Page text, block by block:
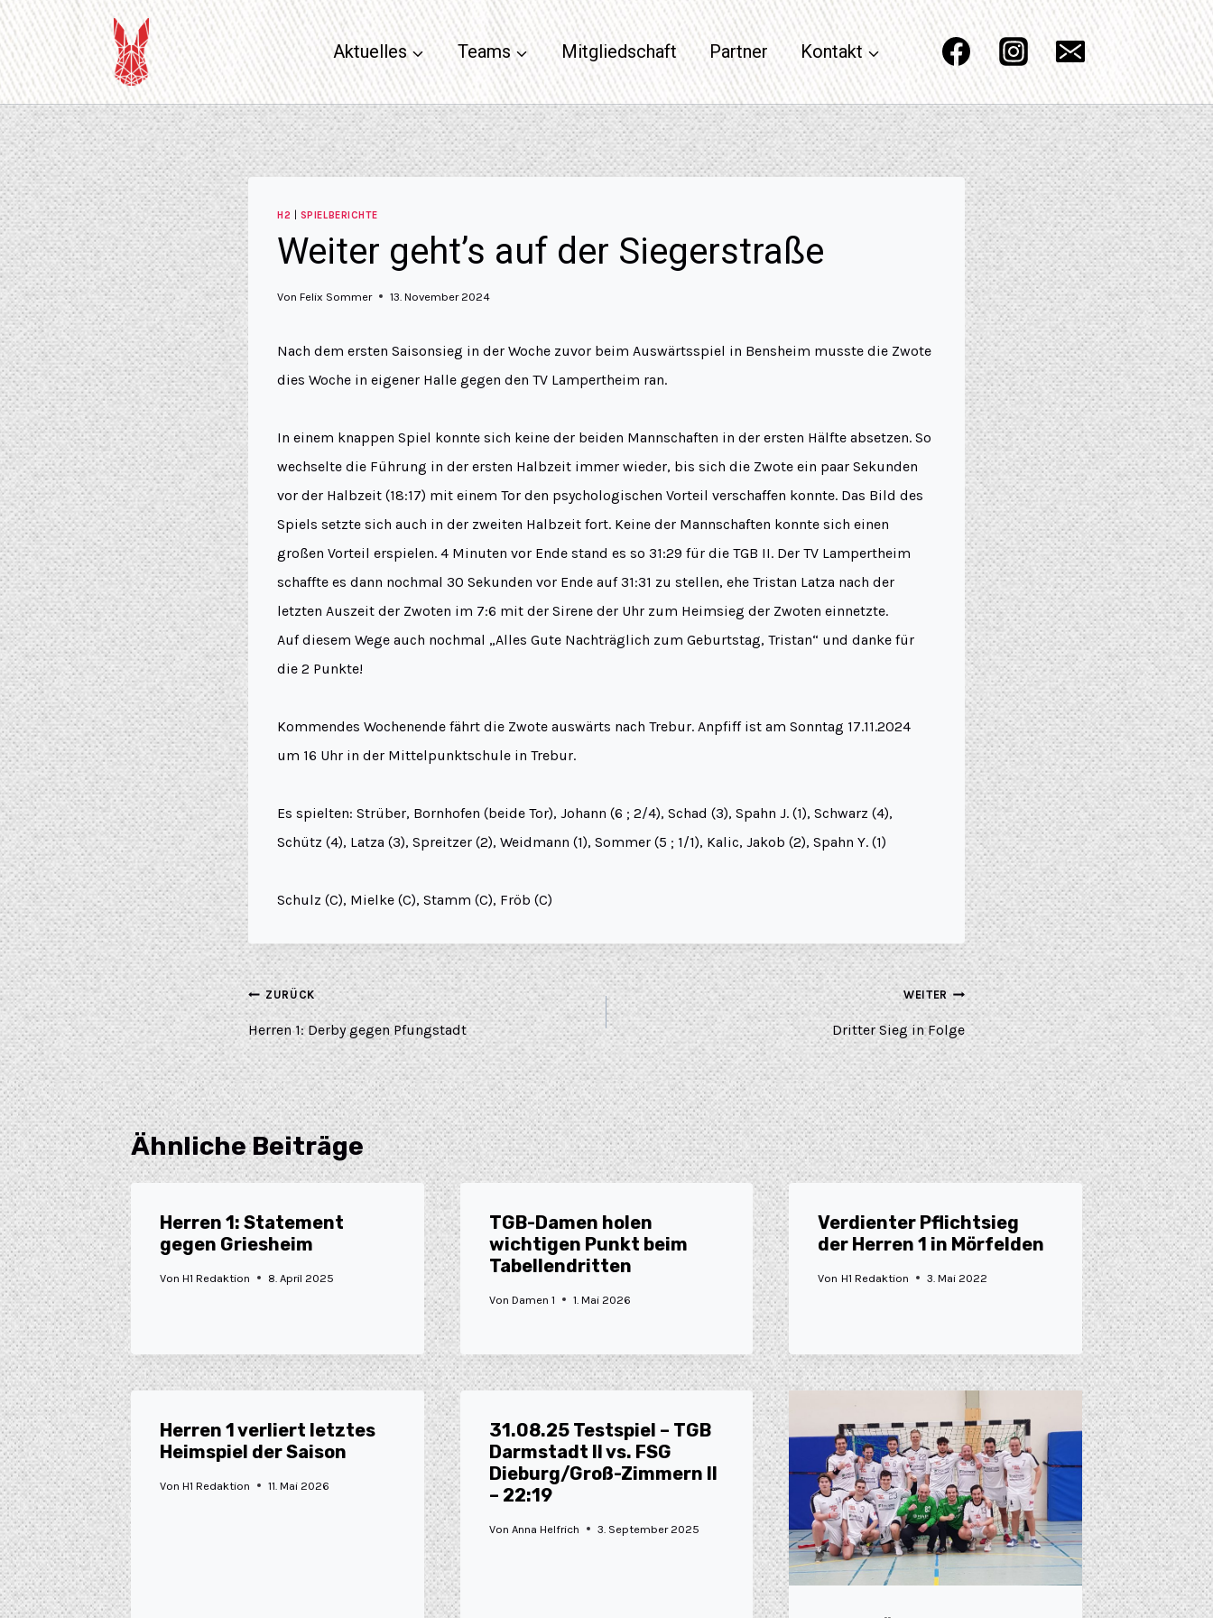
Aktuelles Teams Mitgliedschaft Partner Kontakt
H2 SPIELBERICHTE
Weiter geht’s auf der Siegerstraße
Von Felix Sommer 13. November 2024
Nach dem ersten Saisonsieg in der Woche zuvor beim Auswärtsspiel in Bensheim musste die Zwote
dies Woche in eigener Halle gegen den TV Lampertheim ran.
In einem knappen Spiel konnte sich keine der beiden Mannschaften in der ersten Hälfte absetzen. So
wechselte die Führung in der ersten Halbzeit immer wieder, bis sich die Zwote ein paar Sekunden
vor der Halbzeit (18:17) mit einem Tor den psychologischen Vorteil verschaffen konnte. Das Bild des
Spiels setzte sich auch in der zweiten Halbzeit fort. Keine der Mannschaften konnte sich einen
großen Vorteil erspielen. 4 Minuten vor Ende stand es so 31:29 für die TGB II. Der TV Lampertheim
schaffte es dann nochmal 30 Sekunden vor Ende auf 31:31 zu stellen, ehe Tristan Latza nach der
letzten Auszeit der Zwoten im 7:6 mit der Sirene der Uhr zum Heimsieg der Zwoten einnetzte.
Auf diesem Wege auch nochmal „Alles Gute Nachträglich zum Geburtstag, Tristan“ und danke für
die 2 Punkte!
Kommendes Wochenende fährt die Zwote auswärts nach Trebur. Anpfiff ist am Sonntag 17.11.2024
um 16 Uhr in der Mittelpunktschule in Trebur.
Es spielten: Strüber, Bornhofen (beide Tor), Johann (6 ; 2/4), Schad (3), Spahn J. (1), Schwarz (4),
Schütz (4), Latza (3), Spreitzer (2), Weidmann (1), Sommer (5 ; 1/1), Kalic, Jakob (2), Spahn Y. (1)
Schulz (C), Mielke (C), Stamm (C), Fröb (C)
ZURÜCK
Herren 1: Derby gegen Pfungstadt
WEITER
Dritter Sieg in Folge
Ähnliche Beiträge
Herren 1: Statement
gegen Griesheim
Von H1 Redaktion 8. April 2025
TGB-Damen holen
wichtigen Punkt beim
Tabellendritten
Von Damen 1 1. Mai 2026
Verdienter Pflichtsieg
der Herren 1 in Mörfelden
Von H1 Redaktion 3. Mai 2022
Herren 1 verliert letztes
Heimspiel der Saison
Von H1 Redaktion 11. Mai 2026
31.08.25 Testspiel – TGB
Darmstadt II vs. FSG
Dieburg/Groß-Zimmern II
– 22:19
Von Anna Helfrich 3. September 2025